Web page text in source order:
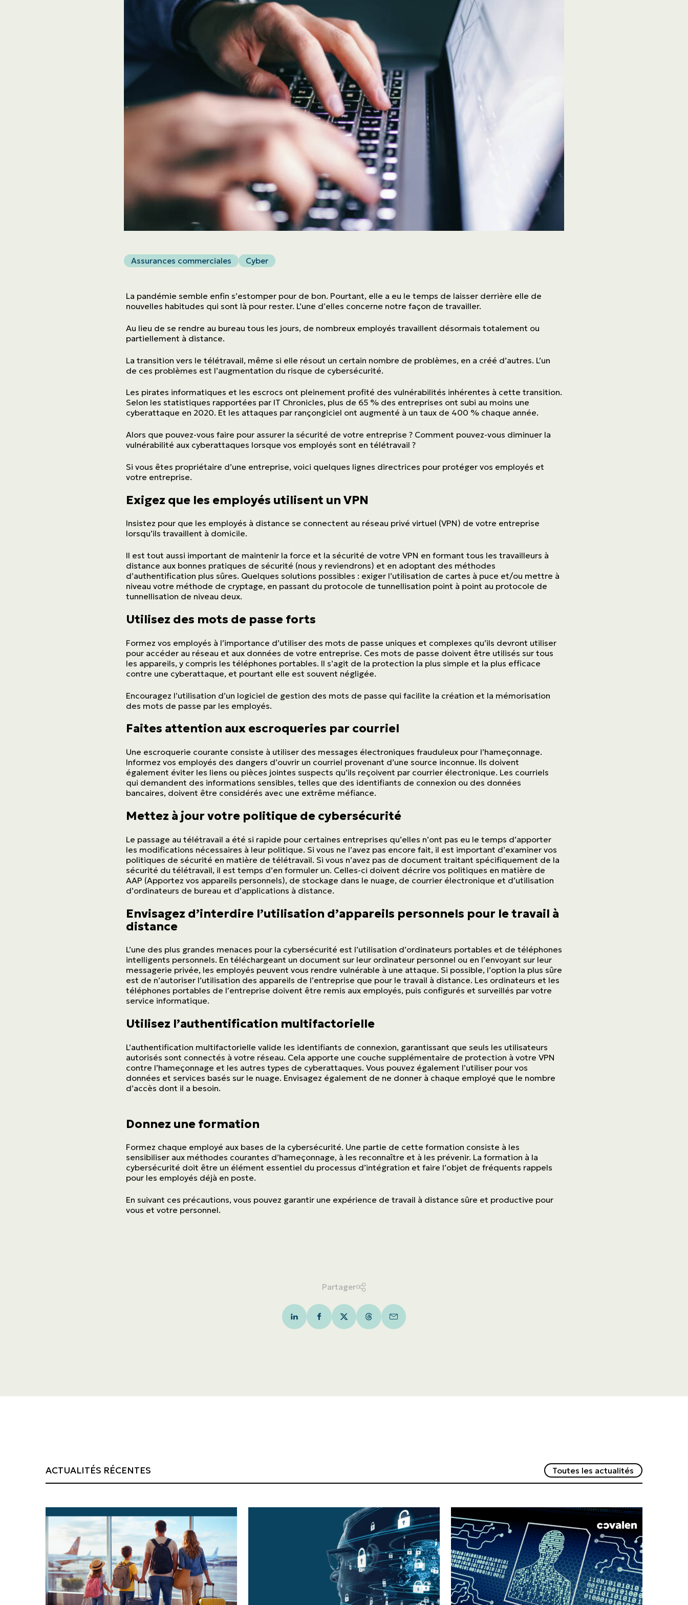
ASSURANCES
Particuliers
ASSURANCES
Entreprises
Obtenir une soumission
À propos
Carrière
Blogue
Nous joindre
English | CA Faites un paiement
Assurances commerciales Cyber
La pandémie semble enfin s’estomper pour de bon. Pourtant, elle a eu le temps de laisser derrière elle de
nouvelles habitudes qui sont là pour rester. L’une d’elles concerne notre façon de travailler.
Au lieu de se rendre au bureau tous les jours, de nombreux employés travaillent désormais totalement ou
partiellement à distance.
La transition vers le télétravail, même si elle résout un certain nombre de problèmes, en a créé d’autres. L’un
de ces problèmes est l’augmentation du risque de cybersécurité.
Les pirates informatiques et les escrocs ont pleinement profité des vulnérabilités inhérentes à cette transition.
Selon les statistiques rapportées par IT Chronicles, plus de 65 % des entreprises ont subi au moins une
cyberattaque en 2020. Et les attaques par rançongiciel ont augmenté à un taux de 400 % chaque année.
Alors que pouvez-vous faire pour assurer la sécurité de votre entreprise ? Comment pouvez-vous diminuer la
vulnérabilité aux cyberattaques lorsque vos employés sont en télétravail ?
Si vous êtes propriétaire d’une entreprise, voici quelques lignes directrices pour protéger vos employés et
votre entreprise.
Exigez que les employés utilisent un VPN
Insistez pour que les employés à distance se connectent au réseau privé virtuel (VPN) de votre entreprise
lorsqu’ils travaillent à domicile.
Il est tout aussi important de maintenir la force et la sécurité de votre VPN en formant tous les travailleurs à
distance aux bonnes pratiques de sécurité (nous y reviendrons) et en adoptant des méthodes
d’authentification plus sûres. Quelques solutions possibles : exiger l’utilisation de cartes à puce et/ou mettre à
niveau votre méthode de cryptage, en passant du protocole de tunnellisation point à point au protocole de
tunnellisation de niveau deux.
Utilisez des mots de passe forts
Formez vos employés à l’importance d’utiliser des mots de passe uniques et complexes qu’ils devront utiliser
pour accéder au réseau et aux données de votre entreprise. Ces mots de passe doivent être utilisés sur tous
les appareils, y compris les téléphones portables. Il s’agit de la protection la plus simple et la plus efficace
contre une cyberattaque, et pourtant elle est souvent négligée.
Encouragez l’utilisation d’un logiciel de gestion des mots de passe qui facilite la création et la mémorisation
des mots de passe par les employés.
Faites attention aux escroqueries par courriel
Une escroquerie courante consiste à utiliser des messages électroniques frauduleux pour l’hameçonnage.
Informez vos employés des dangers d’ouvrir un courriel provenant d’une source inconnue. Ils doivent
également éviter les liens ou pièces jointes suspects qu’ils reçoivent par courrier électronique. Les courriels
qui demandent des informations sensibles, telles que des identifiants de connexion ou des données
bancaires, doivent être considérés avec une extrême méfiance.
Mettez à jour votre politique de cybersécurité
Le passage au télétravail a été si rapide pour certaines entreprises qu’elles n’ont pas eu le temps d’apporter
les modifications nécessaires à leur politique. Si vous ne l’avez pas encore fait, il est important d’examiner vos
politiques de sécurité en matière de télétravail. Si vous n’avez pas de document traitant spécifiquement de la
sécurité du télétravail, il est temps d’en formuler un. Celles-ci doivent décrire vos politiques en matière de
AAP (Apportez vos appareils personnels), de stockage dans le nuage, de courrier électronique et d’utilisation
d’ordinateurs de bureau et d’applications à distance.
Envisagez d’interdire l’utilisation d’appareils personnels pour le travail à
distance
L’une des plus grandes menaces pour la cybersécurité est l’utilisation d’ordinateurs portables et de téléphones
intelligents personnels. En téléchargeant un document sur leur ordinateur personnel ou en l’envoyant sur leur
messagerie privée, les employés peuvent vous rendre vulnérable à une attaque. Si possible, l’option la plus sûre
est de n’autoriser l’utilisation des appareils de l’entreprise que pour le travail à distance. Les ordinateurs et les
téléphones portables de l’entreprise doivent être remis aux employés, puis configurés et surveillés par votre
service informatique.
Utilisez l’authentification multifactorielle
L’authentification multifactorielle valide les identifiants de connexion, garantissant que seuls les utilisateurs
autorisés sont connectés à votre réseau. Cela apporte une couche supplémentaire de protection à votre VPN
contre l’hameçonnage et les autres types de cyberattaques. Vous pouvez également l’utiliser pour vos
données et services basés sur le nuage. Envisagez également de ne donner à chaque employé que le nombre
d’accès dont il a besoin.
Donnez une formation
Formez chaque employé aux bases de la cybersécurité. Une partie de cette formation consiste à les
sensibiliser aux méthodes courantes d’hameçonnage, à les reconnaître et à les prévenir. La formation à la
cybersécurité doit être un élément essentiel du processus d’intégration et faire l’objet de fréquents rappels
pour les employés déjà en poste.
En suivant ces précautions, vous pouvez garantir une expérience de travail à distance sûre et productive pour
vous et votre personnel.
Partager
LinkedInFacebookTwitterThreadsMail
ACTUALITÉS RÉCENTES Toutes les actualités Redirection